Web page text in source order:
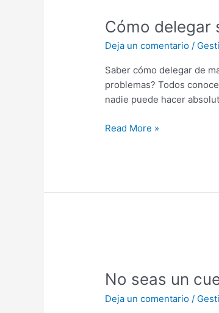
Cómo delegar
Deja un comentario /
Saber cómo delegar de
problemas? Todos
nadie puede hacer
sin
morir
el
intento.
Read More »
No seas un
Deja un comentario /
un
cuello
de